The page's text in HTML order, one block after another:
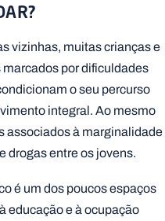
vizinhas, muitas crianças e
por dificuldades
o seu percurso
integral. Ao mesmo
associados à marginalidade
drogas entre os jovens.
é um dos poucos espaços
educação e à ocupação